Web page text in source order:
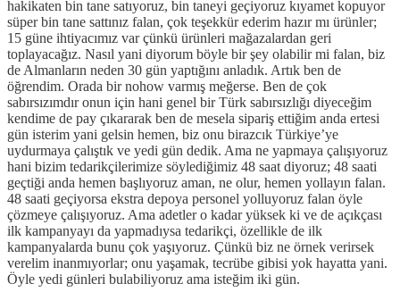
hakikaten bin tane satıyoruz, bin taneyi geçiyoruz kıyamet kopuyor
süper bin tane sattınız falan, çok teşekkür ederim hazır mı ürünler;
15 güne ihtiyacımız var çünkü ürünleri mağazalardan geri
toplayacağız. Nasıl yani diyorum böyle bir şey olabilir mi falan, biz
de Almanların neden 30 gün yaptığını anladık. Artık ben de
öğrendim. Orada bir nohow varmış meğerse. Ben de çok
sabırsızımdır onun için hani genel bir Türk sabırsızlığı diyeceğim
kendime de pay çıkararak ben de mesela sipariş ettiğim anda ertesi
gün isterim yani gelsin hemen, biz onu birazcık Türkiye’ye
uydurmaya çalıştık ve yedi gün dedik. Ama ne yapmaya çalışıyoruz
hani bizim tedarikçilerimize söylediğimiz 48 saat diyoruz; 48 saati
geçtiği anda hemen başlıyoruz aman, ne olur, hemen yollayın falan.
48 saati geçiyorsa ekstra depoya personel yolluyoruz falan öyle
çözmeye çalışıyoruz. Ama adetler o kadar yüksek ki ve de açıkçası
ilk kampanyayı da yapmadıysa tedarikçi, özellikle de ilk
kampanyalarda bunu çok yaşıyoruz. Çünkü biz ne örnek verirsek
verelim inanmıyorlar; onu yaşamak, tecrübe gibisi yok hayatta yani.
Öyle yedi günleri bulabiliyoruz ama isteğim iki gün.